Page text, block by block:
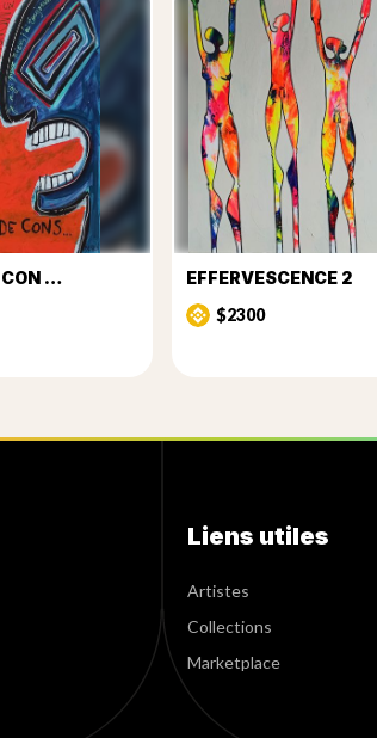
CON …
EFFERVESCENCE 2
$2300
Liens utiles
Artistes
Collections
Marketplace